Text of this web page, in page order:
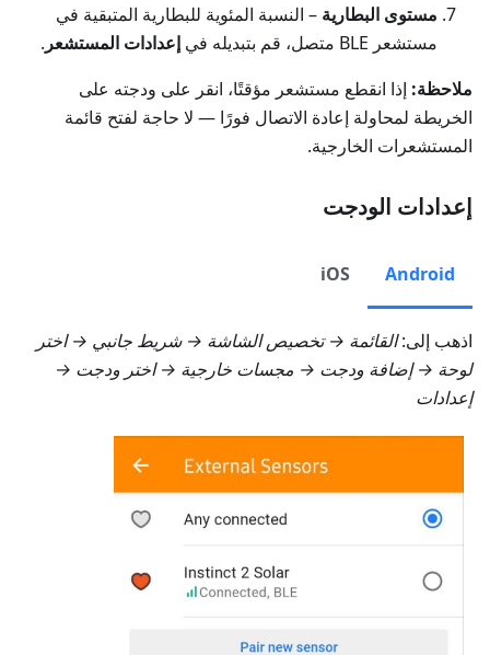
مستوى البطارية – النسبة المئوية للبطارية المتبقية في
مستشعر BLE متصل، قم بتبديله في
إعدادات المستشعر .
ملاحظة: إذا انقطع مستشعر مؤقتًا، انقر على ودجته على
الخريطة لمحاولة إعادة الاتصال فورًا — لا حاجة لفتح قائمة
المستشعرات الخارجية.
إعدادات الودجت
Android
iOS
اذهب إلى:القائمة → تخصيص الشاشة → شريط جانبي → اختر
لوحة → إضافة ودجت → مجسات خارجية → اختر ودجت →
إعدادات